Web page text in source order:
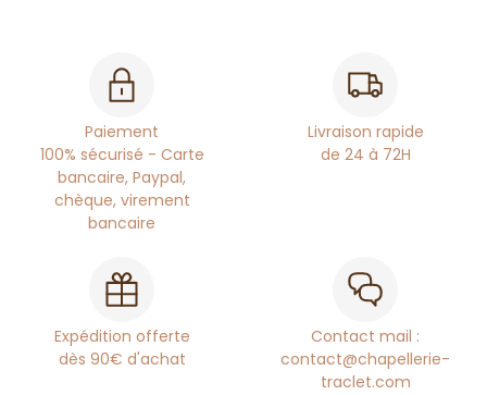
Paiement
100% sécurisé - Carte
bancaire, Paypal,
chèque, virement
bancaire
Livraison rapide
de 24 à 72H
Expédition offerte
dès 90€ d'achat
Contact mail :
contact@chapellerie-
traclet.com